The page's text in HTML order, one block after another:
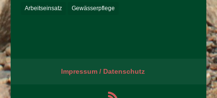
Arbeitseinsatz Gewässerpflege
Impressum / Datenschutz